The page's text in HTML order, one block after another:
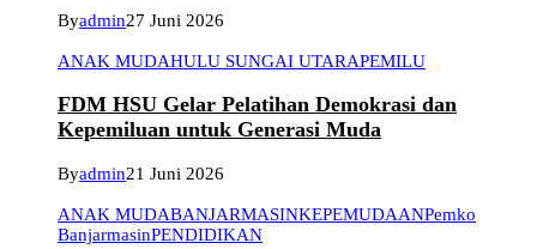
Byadmin27 Juni 2026
ANAK MUDAHULU SUNGAI UTARAPEMILU
FDM HSU Gelar Pelatihan Demokrasi dan
Kepemiluan untuk Generasi Muda
Byadmin21 Juni 2026
ANAK MUDABANJARMASINKEPEMUDAANPemko
BanjarmasinPENDIDIKAN